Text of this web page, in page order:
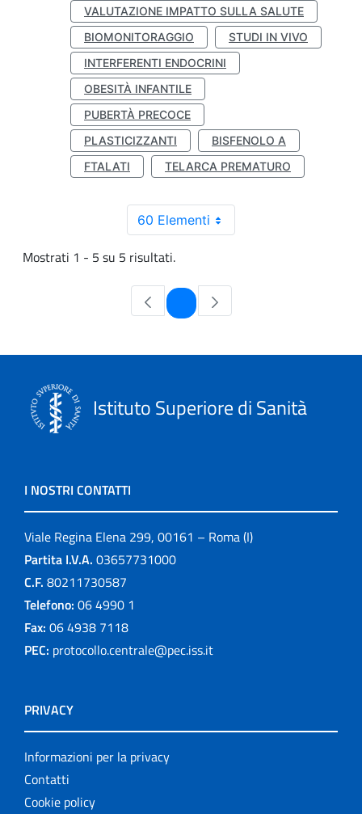
VALUTAZIONE IMPATTO SULLA SALUTE
BIOMONITORAGGIO
STUDI IN VIVO
INTERFERENTI ENDOCRINI
OBESITÀ INFANTILE
PUBERTÀ PRECOCE
PLASTICIZZANTI
BISFENOLO A
FTALATI
TELARCA PREMATURO
60 Elementi
Mostrati 1 - 5 su 5 risultati.
Pagina
Istituto Superiore di Sanità
I NOSTRI CONTATTI
Viale Regina Elena 299, 00161 – Roma (I)
Partita I.V.A. 03657731000
C.F. 80211730587
Telefono: 06 4990 1
Fax: 06 4938 7118
PEC: protocollo.centrale@pec.iss.it
PRIVACY
Informazioni per la privacy
Contatti
Cookie policy